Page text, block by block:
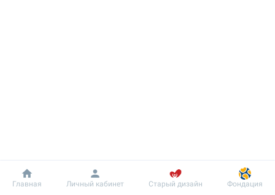
Добробут Информация Пациенту
Главная Личный кабинет Старый дизайн Фондация